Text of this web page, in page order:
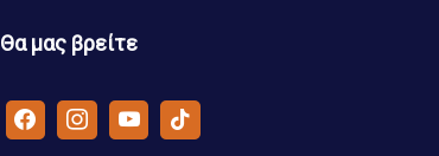
Θα μας βρείτε